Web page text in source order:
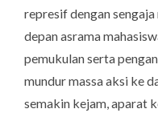
represif dengan
depan asrama
pemukulan serta
mundur massa aksi ke
semakin kejam, aparat